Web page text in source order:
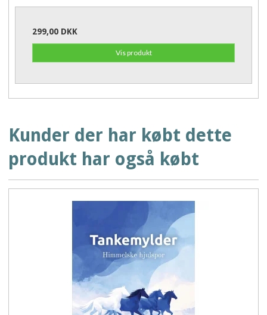
299,00 DKK
Vis produkt
Kunder der har købt dette
produkt har også købt